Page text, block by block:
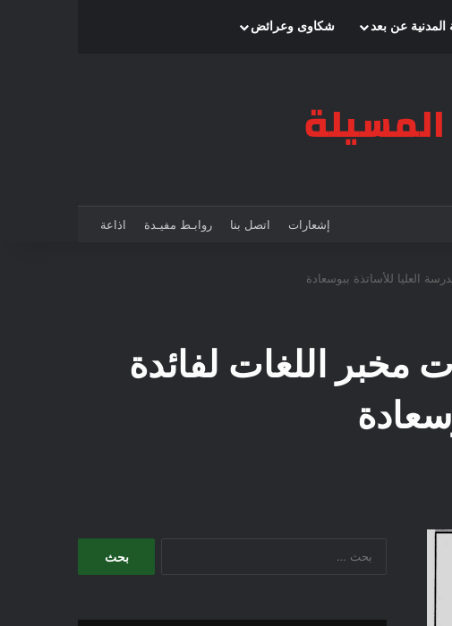
المدنية عن بعد شكاوى وعرائض
إشعارات اتصل بنا روابـط مفيـدة اذاعة
العليا للأساتذة ببوسعادة
مخبر اللغات لفائدة